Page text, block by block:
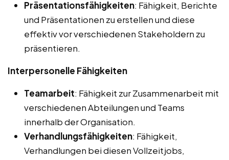
Präsentationsfähigkeiten: Fähigkeit, Berichte
und Präsentationen zu erstellen und diese
effektiv vor verschiedenen Stakeholdern zu
präsentieren.
Interpersonelle Fähigkeiten
Teamarbeit: Fähigkeit zur Zusammenarbeit mit
verschiedenen Abteilungen und Teams
innerhalb der Organisation.
Verhandlungsfähigkeiten: Fähigkeit,
Verhandlungen bei diesen Vollzeitjobs,